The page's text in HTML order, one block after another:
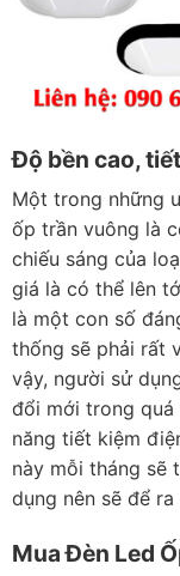
Độ bền cao,
Một trong những
ốp trần vuông là
chiếu sáng của
giá là có thể lên
là một con số
thống sẽ phải rất
vậy, người sử
đổi mới trong
năng tiết kiệm
này mỗi tháng sẽ
dụng nên sẽ để
Mua Đèn Led